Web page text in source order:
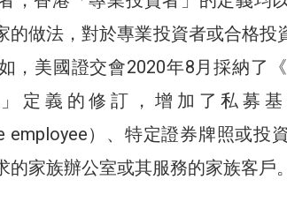
的做法，對於專業投資者或合格投
，美國證交會2020年8月採納了
」定義的修訂，增加了私募
employee）、特定證券牌照或投
的家族辦公室或其服務的家族客戶。